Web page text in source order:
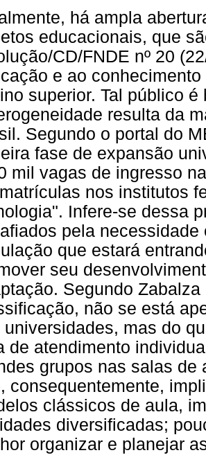
há ampla
educacionais, que
CD/FNDE nº 20
e ao
superior. Tal público
resulta da
Segundo o portal do
fase de expansão
mil vagas de ingresso
nos institutos
Infere-se dessa
pela
que estará
seu
Segundo
não se está
universidades, mas do
de atendimento
grupos nas salas de
consequentemente,
clássicos de aula,
diversificadas;
organizar e planejar